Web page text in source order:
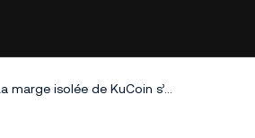
La marge isolée de KuCoin s’enrichit de la paire de trading X Empire (X)